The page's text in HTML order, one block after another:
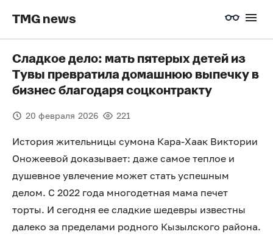
TMG news
Сладкое дело: мать пятерых детей из
Тувы превратила домашнюю выпечку в
бизнес благодаря соцконтракту
20 февраля 2026 221
История жительницы сумона Кара-Хаак Виктории
Оножеевой доказывает: даже самое теплое и
душевное увлечение может стать успешным
делом. С 2022 года многодетная мама печет
торты. И сегодня ее сладкие шедевры известны
далеко за пределами родного Кызылского района.